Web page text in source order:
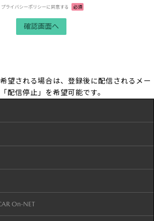
プライバシーポリシーに同意する 必須
望される場合は、登録後に配信されるメー
配信停止」を希望可能です。
On-NET